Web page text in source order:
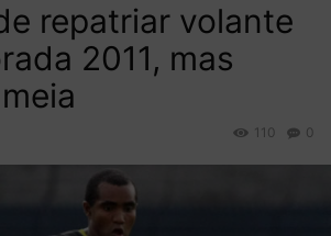
repatriar volante
2011, mas
0
110